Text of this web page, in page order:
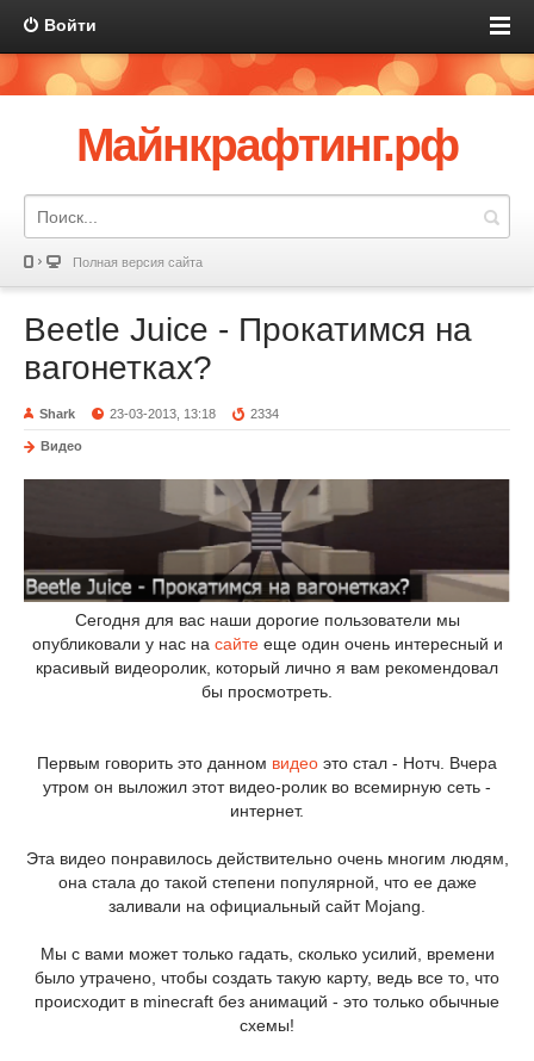
Войти
Майнкрафтинг.рф
Полная версия сайта
Beetle Juice - Прокатимся на
вагонетках?
Shark 23-03-2013, 13:18 2334
Видео
Сегодня для вас наши дорогие пользователи мы
опубликовали у нас на сайте еще один очень интересный и
красивый видеоролик, который лично я вам рекомендовал
бы просмотреть.
Первым говорить это данном видео это стал - Нотч. Вчера
утром он выложил этот видео-ролик во всемирную сеть -
интернет.
Эта видео понравилось действительно очень многим людям,
она стала до такой степени популярной, что ее даже
заливали на официальный сайт Mojang.
Мы с вами может только гадать, сколько усилий, времени
было утрачено, чтобы создать такую карту, ведь все то, что
происходит в minecraft без анимаций - это только обычные
схемы!